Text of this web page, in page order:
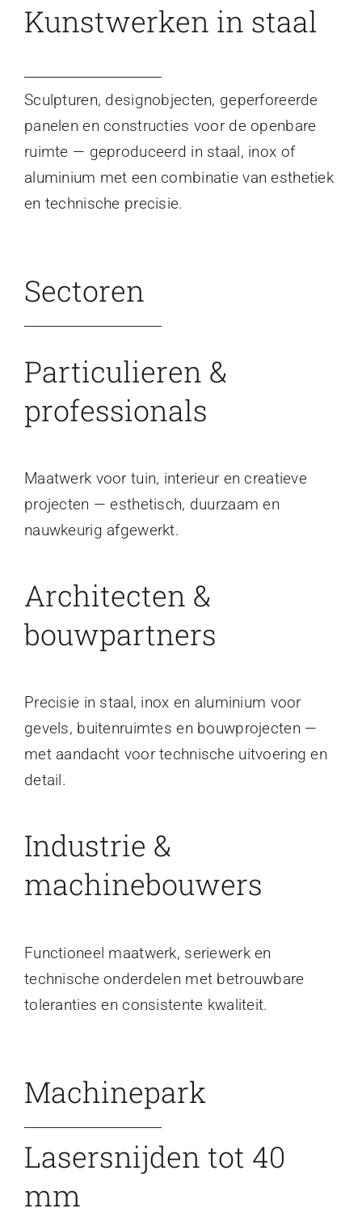
Kunstwerken in staal
Sculpturen, designobjecten, geperforeerde
panelen en constructies voor de openbare
ruimte — geproduceerd in staal, inox of
aluminium met een combinatie van esthetiek
en technische precisie.
Sectoren
Particulieren &
professionals
Maatwerk voor tuin, interieur en creatieve
projecten — esthetisch, duurzaam en
nauwkeurig afgewerkt.
Architecten &
bouwpartners
Precisie in staal, inox en aluminium voor
gevels, buitenruimtes en bouwprojecten —
met aandacht voor technische uitvoering en
detail.
Industrie &
machinebouwers
Functioneel maatwerk, seriewerk en
technische onderdelen met betrouwbare
toleranties en consistente kwaliteit.
Machinepark
Lasersnijden tot 40
mm